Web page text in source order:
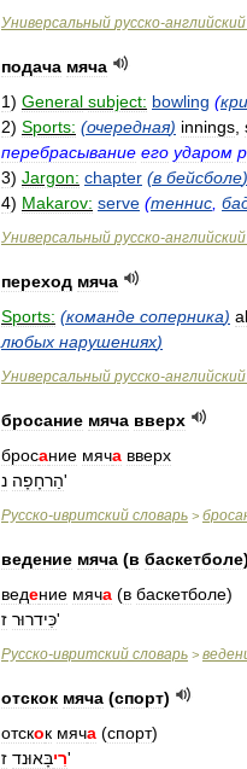
Универсальный русско-английский
подача мяча
1) General subject: bowling (
2) Sports: (очередная) innings
перебрасывание его ударом
3) Jargon: chapter (в бейсболе)
4) Makarov: serve (теннис
Универсальный русско-английский
переход мяча
Sports: (команде соперника)
любых нарушениях)
Универсальный русско-английский
бросание мяча вверх
бросание мяча вверх
הַרחָפָה נ '
Русско-ивритский словарь >
ведение мяча (в баскетболе)
ведение мяча (в баскетболе)
כִּידרוּר ז '
Русско-ивритский словарь >
отскок мяча (спорт)
отскок мяча (спорт)
רִיבָּאוּנד ז '